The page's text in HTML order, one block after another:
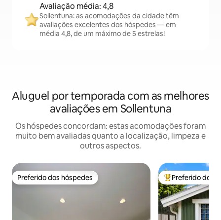
Avaliação média: 4,8
Sollentuna: as acomodações da cidade têm
avaliações excelentes dos hóspedes — em
média 4,8, de um máximo de 5 estrelas!
Aluguel por temporada com as melhores
avaliações em Sollentuna
Os hóspedes concordam: estas acomodações foram
muito bem avaliadas quanto a localização, limpeza e
outros aspectos.
Preferido dos hóspedes
Preferido dos hóspedes Entre os
Preferido dos